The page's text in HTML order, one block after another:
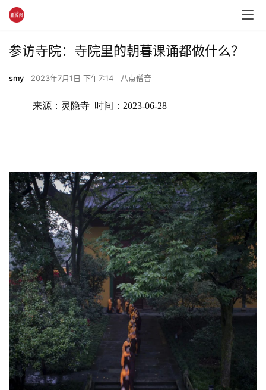
参访寺院：寺院里的朝暮课诵都做什么？
smy 2023年7月1日 下午7:14 八点僧音
来源：灵隐寺  时间：2023-06-28